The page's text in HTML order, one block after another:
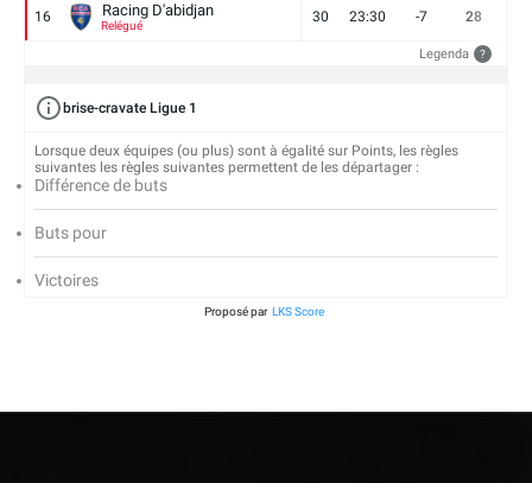
16 Racing D'abidjan
Relégué
30 23:30 -7 28
Legenda ?
brise-cravate Ligue 1
Lorsque deux équipes (ou plus) sont à égalité sur Points, les règles
suivantes les règles suivantes permettent de les départager :
Différence de buts
Buts pour
Victoires
Proposé par LKS Score